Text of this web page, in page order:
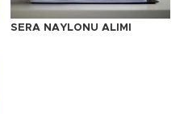
SERA NAYLONU ALIMI